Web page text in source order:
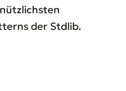
der Stdlib.